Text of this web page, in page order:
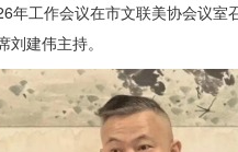
年工作会议在市文联美协会议室
刘建伟主持。